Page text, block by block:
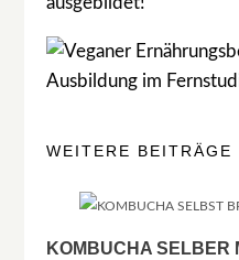
WEITERE BEITRÄGE
KOMBUCHA SELBER